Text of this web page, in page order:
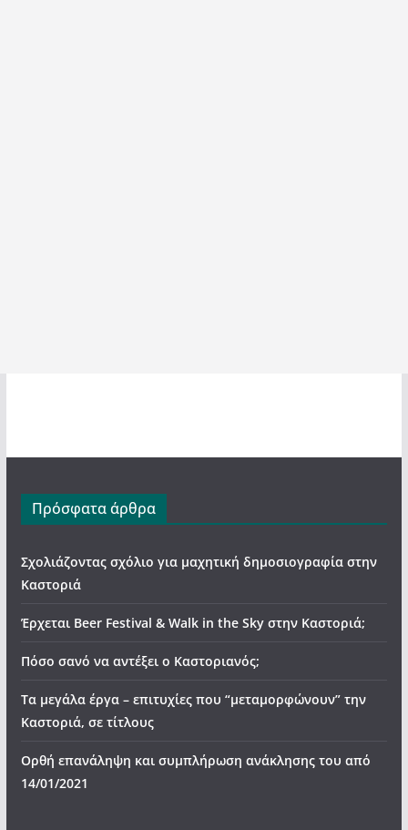
Πρόσφατα άρθρα
Σχολιάζοντας σχόλιο για μαχητική δημοσιογραφία στην
Καστοριά
Έρχεται Beer Festival & Walk in the Sky στην Καστοριά;
Πόσο σανό να αντέξει ο Καστοριανός;
Τα μεγάλα έργα – επιτυχίες που “μεταμορφώνουν” την
Καστοριά, σε τίτλους
Ορθή επανάληψη και συμπλήρωση ανάκλησης του από
14/01/2021